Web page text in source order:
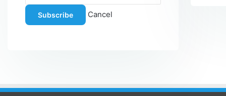
Subscribe Cancel